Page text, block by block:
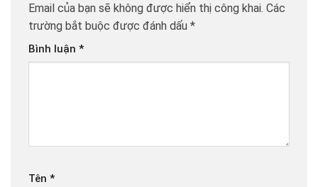
Email của bạn sẽ không được hiển thị công khai. Các
trường bắt buộc được đánh dấu *
Bình luận *
Tên *